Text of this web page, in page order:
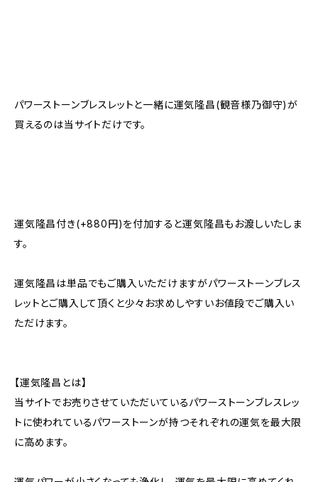
パワーストーンブレスレットと一緒に運気隆昌(観音様乃御守)が
買えるのは当サイトだけです。
運気隆昌付き(+880円)を付加すると運気隆昌もお渡しいたしま
す。
運気隆昌は単品でもご購入いただけますがパワーストーンブレス
レットとご購入して頂くと少々お求めしやすいお値段でご購入い
ただけます。
【運気隆昌とは】
当サイトでお売りさせていただいているパワーストーンブレスレッ
トに使われているパワーストーンが持つそれぞれの運気を最大限
に高めます。